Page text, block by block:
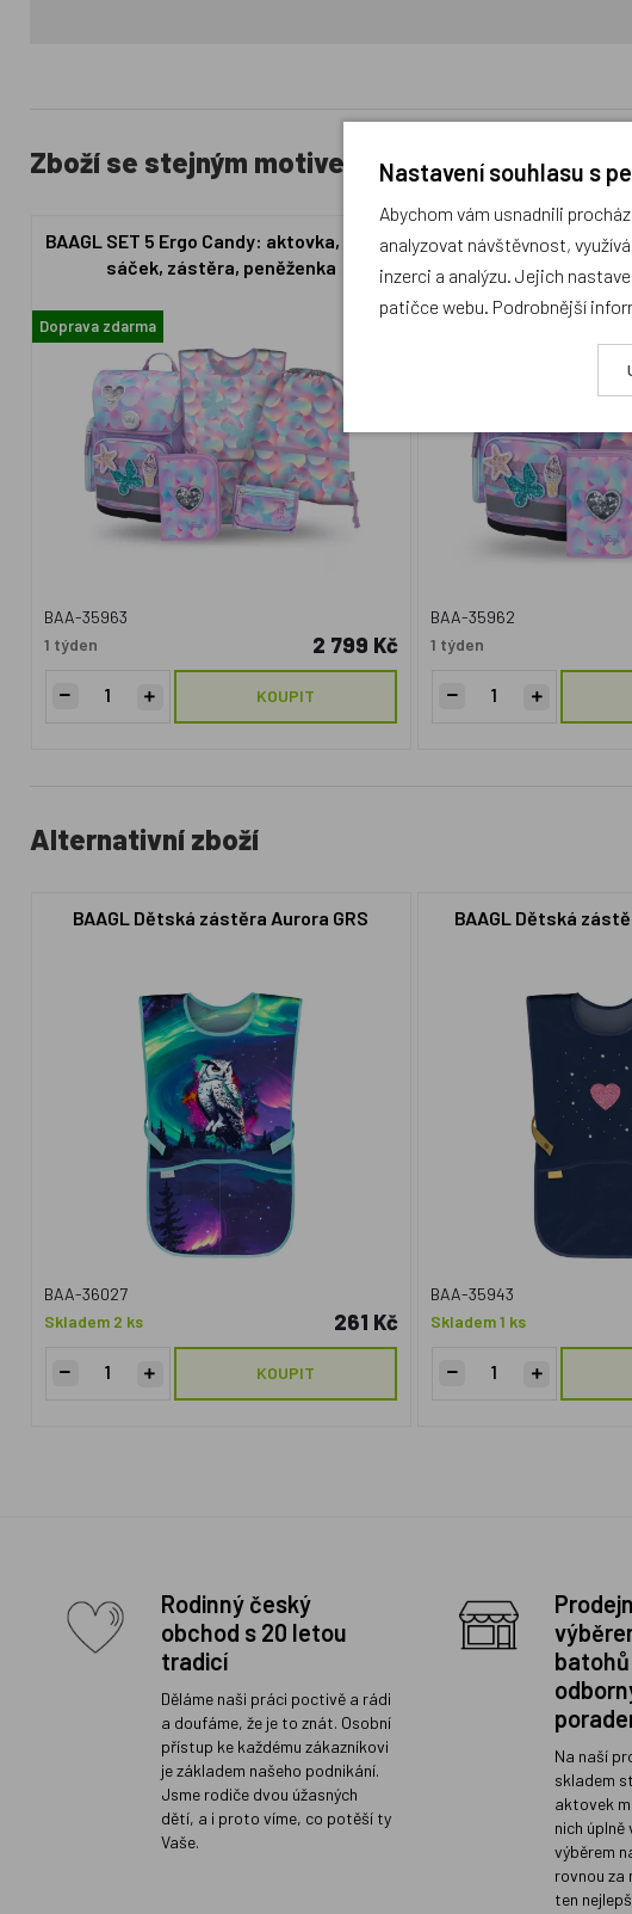
Zboží se stejným motivem
BAAGL SET 5 Ergo Candy: aktovka, penál,
sáček, zástěra, peněženka
Doprava zdarma
BAA-35963
1 týden
2 799 Kč
KOUPIT
BAAGL SET 3 Ergo
sáček
BAA-35962
1 týden
Alternativní zboží
BAAGL Dětská zástěra Aurora GRS
BAA-36027
Skladem 2 ks
261 Kč
KOUPIT
BAAGL Dětská
BAA-35943
Skladem 1 ks
Rodinný český
obchod s 20 letou
tradicí
Děláme naši práci poctivě a rádi
a doufáme, že je to znát. Osobní
přístup ke každému zákazníkovi
je základem našeho podnikání.
Jsme rodiče dvou úžasných
dětí, a i proto víme, co potěší ty
Vaše.
batohů
Na naší
skladem
aktovek
nich
výběrem
rovnou za
ten
Nastavení souhlasu s
Abychom vám usnadnili
analyzovat návštěvnost,
inzerci a analýzu. Jejich
patičce webu. Podrobnější